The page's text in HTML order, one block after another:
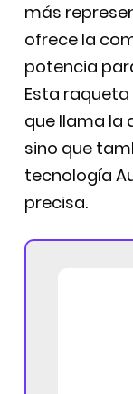
más
ofrece la
potencia
Esta
que llama la
sino que
tecnología
precisa.